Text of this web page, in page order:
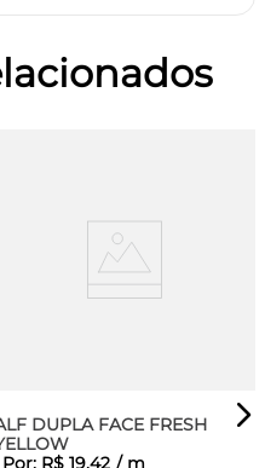
DUPLA FACE FRESH
Por: R$ 19,42 / m